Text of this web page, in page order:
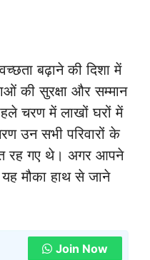
बढ़ाने की दिशा में
की सुरक्षा और सम्मान
चरण में लाखों घरों में
उन सभी परिवारों के
रह गए थे। अगर आपने
मौका हाथ से जाने
Join Now